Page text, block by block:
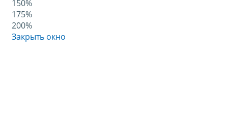
150%
175%
200%
Закрыть окно